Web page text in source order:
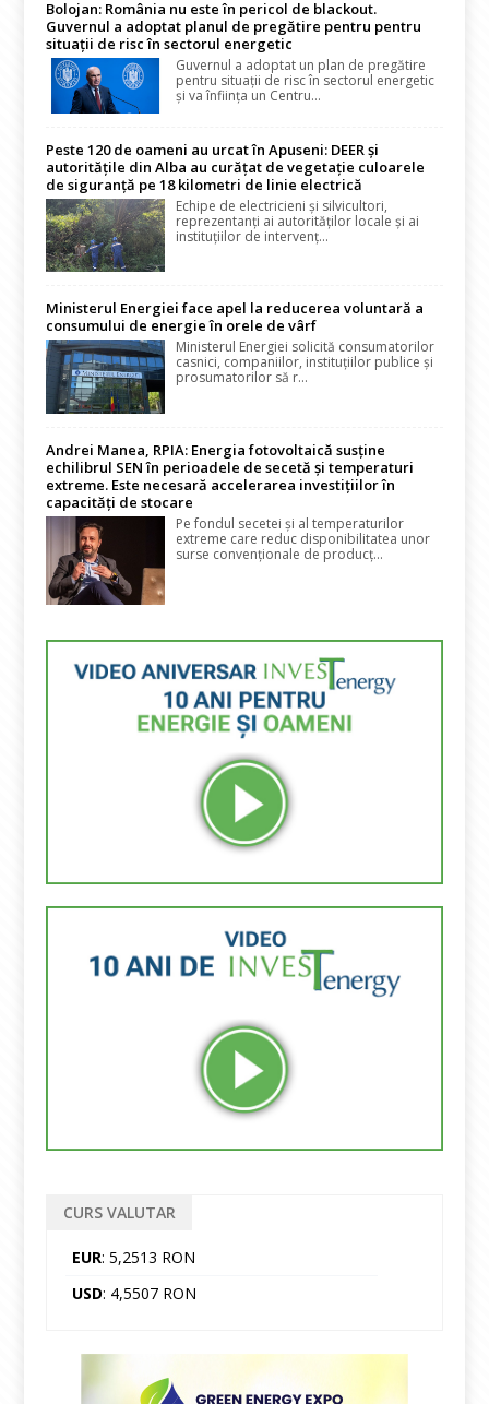
Bolojan: România nu este în pericol de blackout.
Guvernul a adoptat planul de pregătire pentru pentru
situații de risc în sectorul energetic
Guvernul a adoptat un plan de pregătire
pentru situații de risc în sectorul energetic
și va înființa un Centru...
Peste 120 de oameni au urcat în Apuseni: DEER și
autoritățile din Alba au curățat de vegetație culoarele
de siguranță pe 18 kilometri de linie electrică
Echipe de electricieni și silvicultori,
reprezentanți ai autorităților locale și ai
instituțiilor de intervenț...
Ministerul Energiei face apel la reducerea voluntară a
consumului de energie în orele de vârf
Ministerul Energiei solicită consumatorilor
casnici, companiilor, instituțiilor publice și
prosumatorilor să r...
Andrei Manea, RPIA: Energia fotovoltaică susține
echilibrul SEN în perioadele de secetă și temperaturi
extreme. Este necesară accelerarea investițiilor în
capacități de stocare
Pe fondul secetei și al temperaturilor
extreme care reduc disponibilitatea unor
surse convenționale de producț...
CURS VALUTAR
EUR: 5,2513 RON
USD: 4,5507 RON